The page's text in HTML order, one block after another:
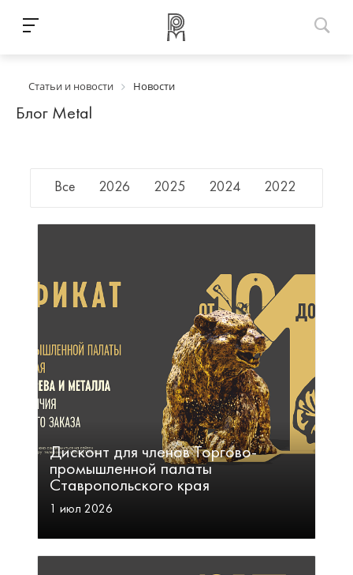
Статьи и новости Новости
Блог Metal
Все 2026 2025 2024 2022
Дисконт для членов Торгово-
промышленной палаты
Ставропольского края
1 июл 2026